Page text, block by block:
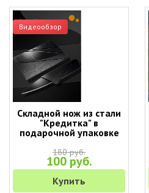
Видеообзор
Складной нож из стали
"Кредитка" в
подарочной упаковке
180 руб.
100 руб.
Купить